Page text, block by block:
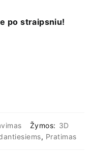
po straipsniu!
Žymos: 3D
, Pratimas